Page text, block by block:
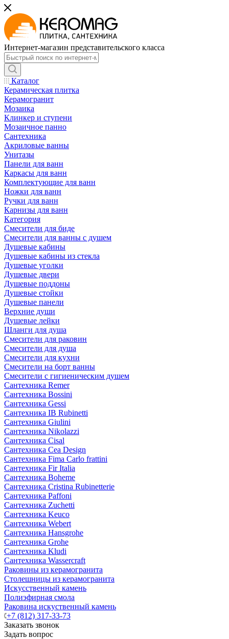
Интернет-магазин представительского класса
Каталог
Керамическая плитка
Керамогранит
Мозаика
Клинкер и ступени
Мозаичное панно
Сантехника
Акриловые ванны
Унитазы
Панели для ванн
Каркасы для ванн
Комплектующие для ванн
Ножки для ванн
Ручки для ванн
Карнизы для ванн
Категория
Смесители для биде
Смесители для ванны с душем
Душевые кабины
Душевые кабины из стекла
Душевые уголки
Душевые двери
Душевые поддоны
Душевые стойки
Душевые панели
Верхние души
Душевые лейки
Шланги для душа
Смесители для раковин
Смесители для душа
Смесители для кухни
Смесители на борт ванны
Смесители с гигиеническим душем
Сантехника Remer
Сантехника Bossini
Сантехника Gessi
Сантехника IB Rubinetti
Сантехника Giulini
Сантехника Nikolazzi
Сантехника Cisal
Сантехника Cea Design
Сантехника Fima Carlo frattini
Сантехника Fir Italia
Сантехника Boheme
Сантехника Cristina Rubinetterie
Сантехника Paffoni
Сантехника Zuchetti
Сантехника Keuco
Сантехника Webert
Сантехника Hansgrohe
Сантехника Grohe
Сантехника Kludi
Сантехника Wassercraft
Раковины из керамогранита
Столешницы из керамогранита
Искусственный камень
Полиэфирная смола
Раковина искуственный камень
+7 (812) 317-33-73
Заказать звонок
Задать вопрос